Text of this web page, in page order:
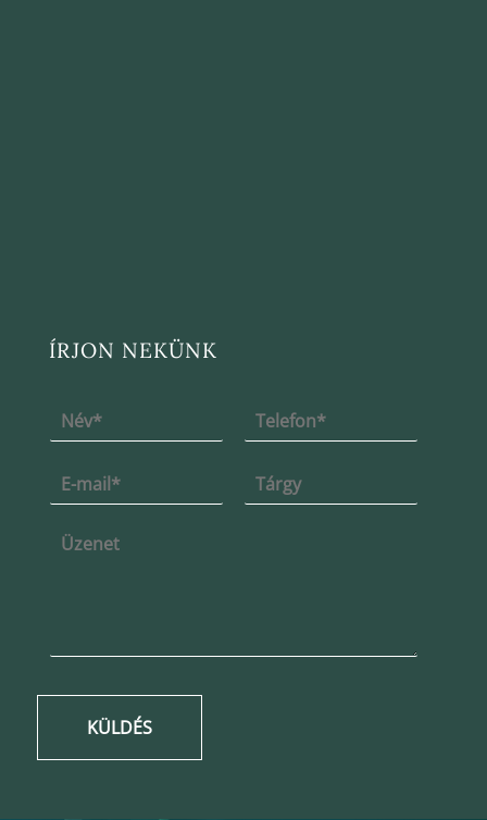
ÍRJON NEKÜNK
KÜLDÉS